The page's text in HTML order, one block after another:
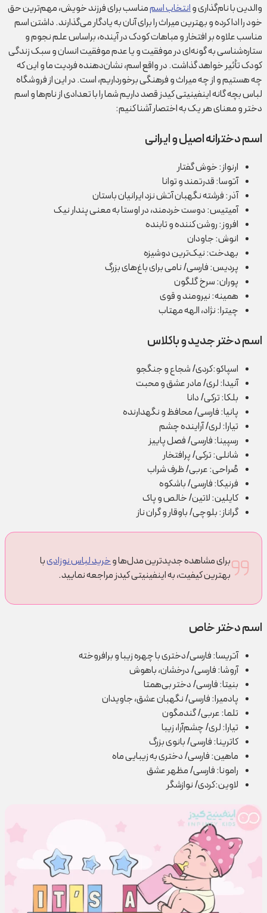
والدین با نام‌گذاری وانتخاب اسممناسب برای فرزند خویش، مهم‌ترین حق
خود را ادا کرده و بهترین میراث را برای آنان به یادگار می‌گذارند. داشتن اسم
مناسب علاوه بر افتخار و مباهات کودک در آینده، براساس علم نجوم و
ستاره‌شناسی به گونه‌ای در موفقیت و یا عدم موفقیت انسان و سبک زندگی
کودک تأثیر خواهد گذاشت. در واقع اسم، نشان‌دهنده فردیت ما و این که
چه هستیم و از چه میراث و فرهنگی برخورداریم، است. در این از فروشگاه
لباس بچه گانه اینفینیتی کیدز قصد داریم شما را با تعدادی از نام‌ها و اسم
دختر و معنای هر یک به اختصار آشنا کنیم:
اسم دخترانه اصیل و ایرانی
ارنواز: خوش گفتار
آتوسا: قدرتمند و توانا
آذر: فرشته نگهبان آتش نزد ایرانیان باستان
آمیتیس: دوست خردمند، در اوستا به معنی پندار نیک
افروز: روشن کننده و تابنده
انوش: جاودان
بهدخت: نیک‌ترین دوشیزه
پردیس: فارسی/ نامی برای باغ‌های بزرگ
پوران: سرخ گلگون
همینه: نیرومند و قوی
چیترا: نژاد، الهه مهتاب
اسم دختر جدید و باکلاس
اسپاکو:کردی/ شجاع و جنگجو
آنیدا: لری/ مادر عشق و محبت
بلکا: ترکی/ دانا
پانیا: فارسی/ محافظ و نگهدارنده
تیارا: لری/ آراینده چشم
رسپینا: فارسی/ فصل پاییز
شانلی: ترکی/ پرافتخار
صُراحی: عربی/ ظرف شراب
فرنیکا: فارسی/ باشکوه
کایلین: لاتین/ خالص و پاک
گراناز: بلوچی/ باوقار و گران ناز
برای مشاهده جدیدترین مدل‌ها وخرید لباس نوزادیبا
بهترین کیفیت، به اینفینیتی کیدز مراجعه نمایید.
اسم دختر خاص
آتریسا: فارسی/دختری با چهره زیبا و برافروخته
آروشا: فارسی/ درخشان، باهوش
بنیتا: فارسی/ دختر بی‌همتا
پادمیرا: فارسی/ نگهبان عشق، جاویدان
تلما: عربی/ گندمگون
تیارا: لری/ چشم‌آرا، زیبا
کاترینا: فارسی/ بانوی بزرگ
ماهین: فارسی/ دختری به زیبایی ماه
رامونا: فارسی/ مظهر عشق
لاوین:کردی/ نوازشگر